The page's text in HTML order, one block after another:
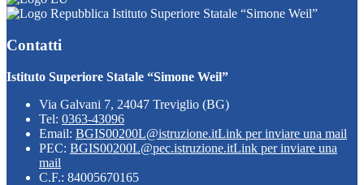
Istituto Superiore Statale “Simone Weil”
Contatti
Istituto Superiore Statale “Simone Weil”
Via Galvani 7, 24047 Treviglio (BG)
Tel: 0363-43096
Email: BGIS00200L@istruzione.itLink per inviare una mail
PEC: BGIS00200L@pec.istruzione.itLink per inviare una
mail
C.F.: 84005670165